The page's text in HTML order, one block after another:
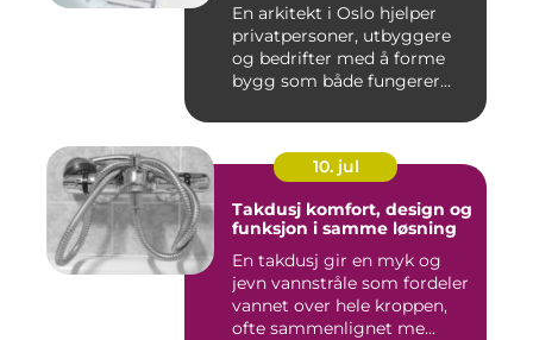
En arkitekt i Oslo hjelper
privatpersoner, utbyggere
og bedrifter med å forme
bygg som både fungerer...
10. jul
Takdusj komfort, design og
funksjon i samme løsning
En takdusj gir en myk og
jevn vannstråle som fordeler
vannet over hele kroppen,
ofte sammenlignet me...